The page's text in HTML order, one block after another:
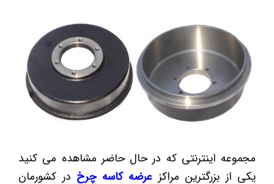
مجموعه اینترنتی که در حال حاضر مشاهده می کنید
یکی از بزرگترین مراکز عرضه کاسه چرخ در کشورمان